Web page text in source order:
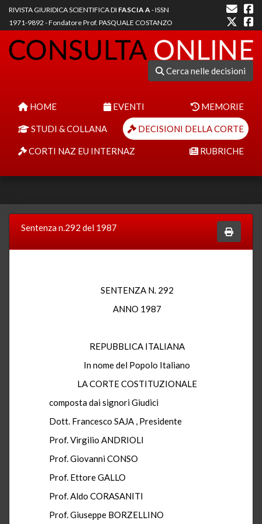
RIVISTA GIURIDICA SCIENTIFICA DI FASCIA A- ISSN
1971-9892 - Fondatore Prof. PASQUALE COSTANZO
Cerca nelle decisioni
HOME EVENTI MEMORIE
STUDI & COLLANA DECISIONI DELLA CORTE
CORTI NAZ EU INTERNAZ RUBRICHE
Sentenza n.292 del 1987
SENTENZA N. 292
ANNO 1987
REPUBBLICA ITALIANA
In nome del Popolo Italiano
LA CORTE COSTITUZIONALE
composta dai signori Giudici
Dott. Francesco SAJA , Presidente
Prof. Virgilio ANDRIOLI
Prof. Giovanni CONSO
Prof. Ettore GALLO
Prof. Aldo CORASANITI
Prof. Giuseppe BORZELLINO